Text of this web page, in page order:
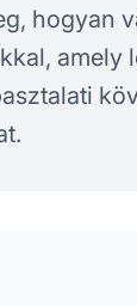
hogyan
amely